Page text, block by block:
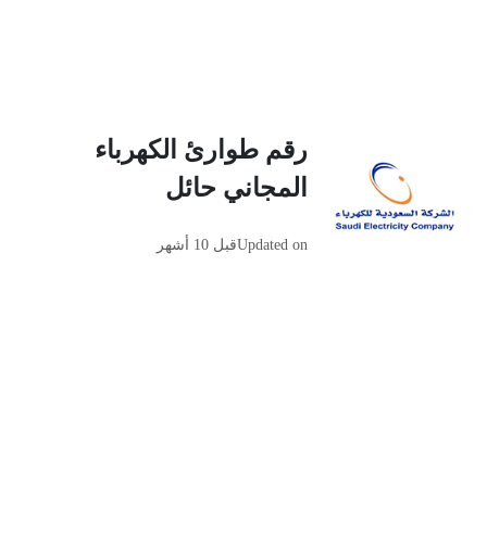
رقم طوارئ الكهرباء
المجاني حائل
Updated onقبل 10 أشهر